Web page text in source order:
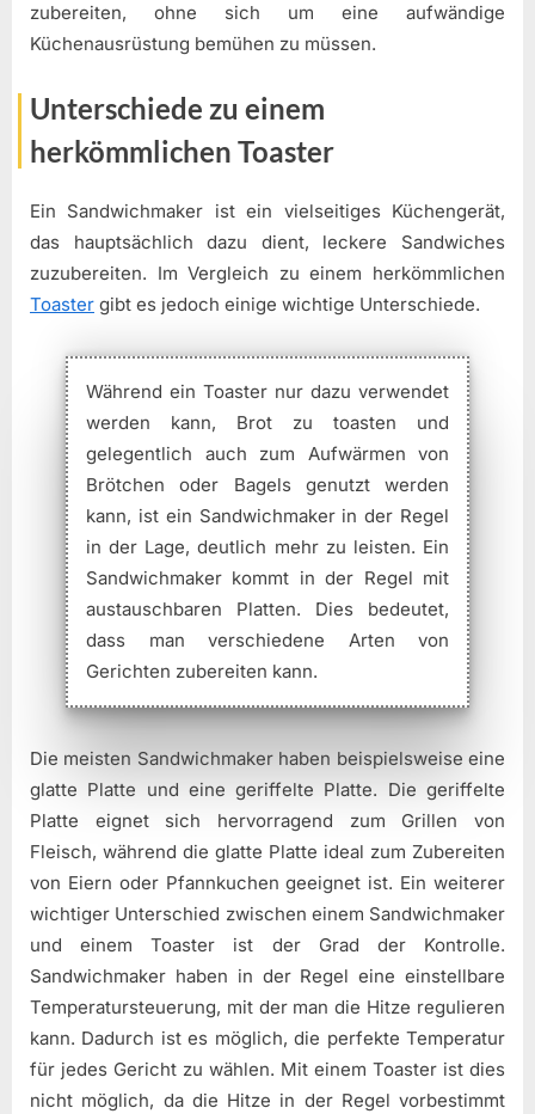
zubereiten, ohne sich um eine aufwändige
Küchenausrüstung bemühen zu müssen.
Unterschiede zu einem
herkömmlichen Toaster
Ein Sandwichmaker ist ein vielseitiges Küchengerät,
das hauptsächlich dazu dient, leckere Sandwiches
zuzubereiten. Im Vergleich zu einem herkömmlichen
Toaster gibt es jedoch einige wichtige Unterschiede.
Während ein Toaster nur dazu verwendet
werden kann, Brot zu toasten und
gelegentlich auch zum Aufwärmen von
Brötchen oder Bagels genutzt werden
kann, ist ein Sandwichmaker in der Regel
in der Lage, deutlich mehr zu leisten. Ein
Sandwichmaker kommt in der Regel mit
austauschbaren Platten. Dies bedeutet,
dass man verschiedene Arten von
Gerichten zubereiten kann.
Die meisten Sandwichmaker haben beispielsweise eine
glatte Platte und eine geriffelte Platte. Die geriffelte
Platte eignet sich hervorragend zum Grillen von
Fleisch, während die glatte Platte ideal zum Zubereiten
von Eiern oder Pfannkuchen geeignet ist. Ein weiterer
wichtiger Unterschied zwischen einem Sandwichmaker
und einem Toaster ist der Grad der Kontrolle.
Sandwichmaker haben in der Regel eine einstellbare
Temperatursteuerung, mit der man die Hitze regulieren
kann. Dadurch ist es möglich, die perfekte Temperatur
für jedes Gericht zu wählen. Mit einem Toaster ist dies
nicht möglich, da die Hitze in der Regel vorbestimmt